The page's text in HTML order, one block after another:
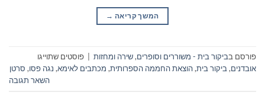
המשך קריאה →
פורסם בביקור בית - משוררים וסופרים,שירה ומחזות
פוסטים שתוייגו
אובדנים,ביקור בית,הוצאת החממה הספרותית, מכתבים לאימא, נגה פסו, סרטן
השאר תגובה